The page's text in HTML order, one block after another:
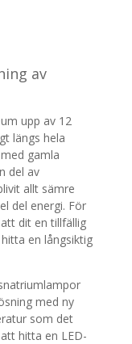
av
upp av 12
längs hela
gamla
del av
allt sämre
del energi. För
dit en tillfällig
en långsiktig
med ny
som det
hitta en LED-